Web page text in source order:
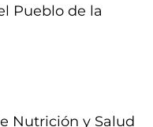
Pueblo de la
Nutrición y Salud